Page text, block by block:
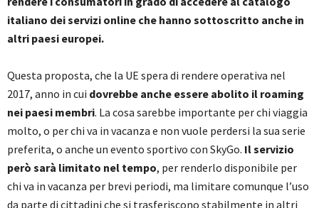
italiano dei servizi online che hanno sottoscritto anche in
altri paesi europei.
Questa proposta, che la UE spera di rendere operativa nel
2017, anno in cui dovrebbe anche essere abolito il roaming
nei paesi membri. La cosa sarebbe importante per chi viaggia
molto, o per chi va in vacanza e non vuole perdersi la sua serie
preferita, o anche un evento sportivo con SkyGo. Il servizio
però sarà limitato nel tempo, per renderlo disponibile per
chi va in vacanza per brevi periodi, ma limitare comunque l’uso
da parte di cittadini che si trasferiscono stabilmente in altri